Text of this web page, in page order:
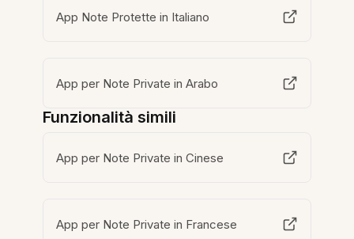
App Note Protette in Italiano
App per Note Private in Arabo
Funzionalità simili
App per Note Private in Cinese
App per Note Private in Francese